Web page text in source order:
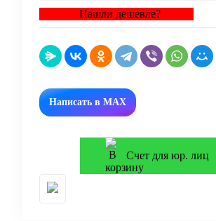
Нашли дешевле?
Написать в MAX
Счет для юр. лиц